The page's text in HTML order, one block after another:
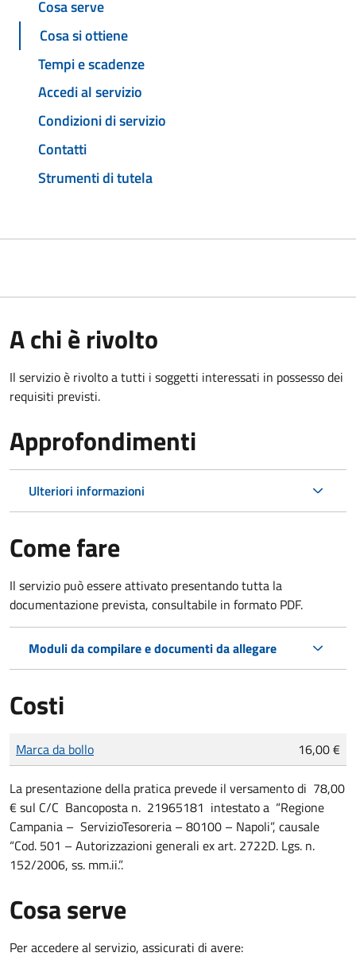
Cosa serve
Cosa si ottiene
Tempi e scadenze
Accedi al servizio
Condizioni di servizio
Contatti
Strumenti di tutela
A chi è rivolto
Il servizio è rivolto a tutti i soggetti interessati in possesso dei
requisiti previsti.
Approfondimenti
Ulteriori informazioni
Come fare
Il servizio può essere attivato presentando tutta la
documentazione prevista, consultabile in formato PDF.
Moduli da compilare e documenti da allegare
Costi
Tipo di pagamento
Importo
Marca da bollo 16,00 €
La presentazione della pratica prevede il versamentodi 78,00
€ sul C/C Bancoposta n. 21965181 intestato a “Regione
Campania – ServizioTesoreria – 80100 – Napoli”, causale
“Cod. 501 – Autorizzazioni generali ex art. 2722D. Lgs. n.
152/2006, ss. mm.ii.”.
Cosa serve
Per accedere al servizio, assicurati di avere: